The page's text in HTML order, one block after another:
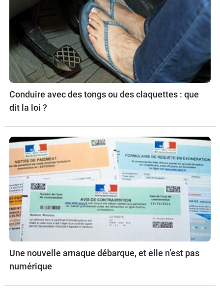
Conduire avec des tongs ou des claquettes : que
dit la loi ?
Une nouvelle arnaque débarque, et elle n’est pas
numérique